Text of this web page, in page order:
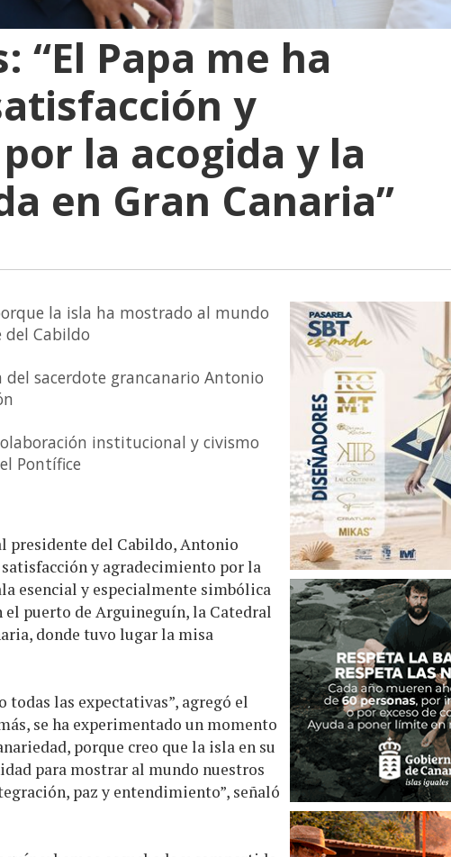
Papa me ha
y
la acogida y la
en Gran Canaria”
la isla ha mostrado al mundo
del Cabildo
sacerdote grancanario Antonio
institucional y civismo
Pontífice
presidente del Cabildo, Antonio
y agradecimiento por la
esencial y especialmente simbólica
el puerto de Arguineguín, la Catedral
donde tuvo lugar la misa
las expectativas”, agregó el
se ha experimentado un momento
porque creo que la isla en su
para mostrar al mundo nuestros
paz y entendimiento”, señaló